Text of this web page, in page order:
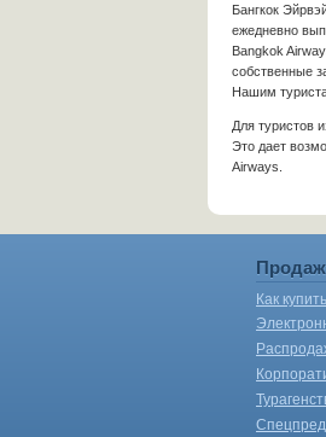
Бангкок
ежедневно
Bangkok
собственные
Нашим
Для туристов
Это дает
Airways.
Как